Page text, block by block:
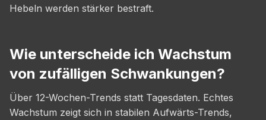
Hebeln werden stärker bestraft.
Wie unterscheide ich Wachstum
von zufälligen Schwankungen?
Über 12-Wochen-Trends statt Tagesdaten. Echtes
Wachstum zeigt sich in stabilen Aufwärts-Trends,